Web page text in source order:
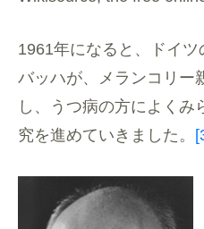
1961年になると、ドイ
バッハが、メランコリー
し、うつ病の方によくみ
究を進めていきました。